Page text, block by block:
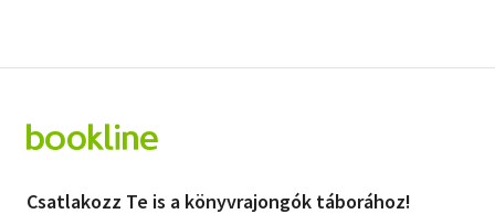
Csatlakozz Te is a könyvrajongók táborához!